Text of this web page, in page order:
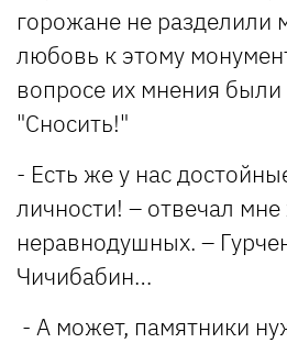
горожане не
любовь к этому
вопросе их мнения
"Сносить!"
- Есть же у нас
личности! – отвечал мне
неравнодушных. –
Чичибабин…
- А может, памятники